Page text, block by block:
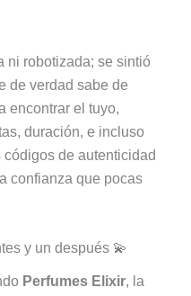
ni robotizada; se sintió
de verdad sabe de
encontrar el tuyo,
duración, e incluso
de autenticidad
confianza que pocas
y un después 💫
Perfumes Elixir, la